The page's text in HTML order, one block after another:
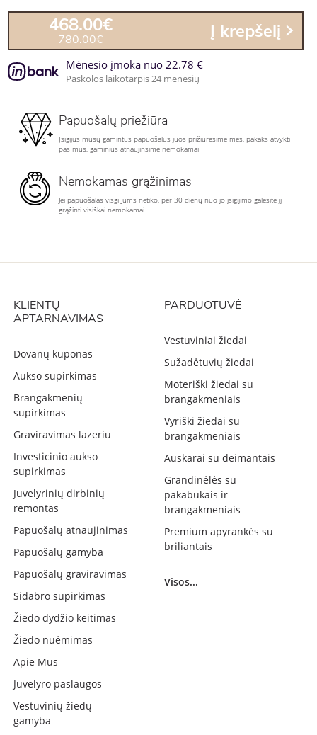
468.00€
780.00€ Į krepšelį
Mėnesio įmoka nuo 22.78 €
Paskolos laikotarpis 24 mėnesių
Papuošalų priežiūra
Įsigijus mūsų gamintus papuošalus juos prižiūrėsime mes, pakaks atvykti
pas mus, gaminius atnaujinsime nemokamai
Nemokamas grąžinimas
Jei papuošalas visgi Jums netiko, per 30 dienų nuo jo įsigijimo galėsite jį
grąžinti visiškai nemokamai.
KLIENTŲ
APTARNAVIMAS
Dovanų kuponas
Aukso supirkimas
Brangakmenių
supirkimas
Graviravimas lazeriu
Investicinio aukso
supirkimas
Juvelyrinių dirbinių
remontas
Papuošalų atnaujinimas
Papuošalų gamyba
Papuošalų graviravimas
Sidabro supirkimas
Žiedo dydžio keitimas
Žiedo nuėmimas
Apie Mus
Juvelyro paslaugos
Vestuvinių žiedų
gamyba
PARDUOTUVĖ
Vestuviniai žiedai
Sužadėtuvių žiedai
Moteriški žiedai su
brangakmeniais
Vyriški žiedai su
brangakmeniais
Auskarai su deimantais
Grandinėlės su
pakabukais ir
brangakmeniais
Premium apyrankės su
briliantais
Visos...